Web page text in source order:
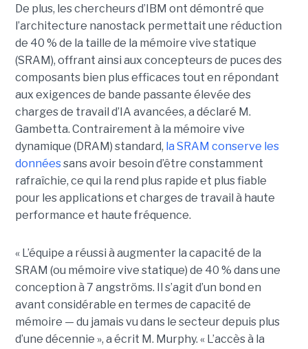
De plus, les chercheurs d’IBM ont démontré que
l’architecture nanostack permettait une réduction
de 40 % de la taille de la mémoire vive statique
(SRAM), offrant ainsi aux concepteurs de puces des
composants bien plus efficaces tout en répondant
aux exigences de bande passante élevée des
charges de travail d’IA avancées, a déclaré M.
Gambetta. Contrairement à la mémoire vive
dynamique (DRAM) standard, la SRAM conserve les
donnéessans avoir besoin d’être constamment
rafraîchie, ce qui la rend plus rapide et plus fiable
pour les applications et charges de travail à haute
performance et haute fréquence.
« L’équipe a réussi à augmenter la capacité de la
SRAM (ou mémoire vive statique) de 40 % dans une
conception à 7 angströms. Il s’agit d’un bond en
avant considérable en termes de capacité de
mémoire — du jamais vu dans le secteur depuis plus
d’une décennie », a écrit M. Murphy. « L’accès à la